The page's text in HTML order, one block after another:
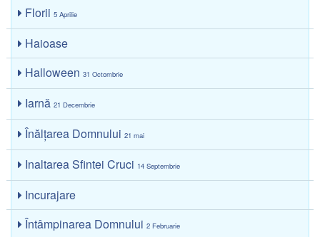
Florii5 Aprilie
Haioase
Halloween31 Octombrie
Iarnă21 Decembrie
Înălțarea Domnului21 mai
Inaltarea Sfintei Cruci 14 Septembrie
Incurajare
Întâmpinarea Domnului2 Februarie